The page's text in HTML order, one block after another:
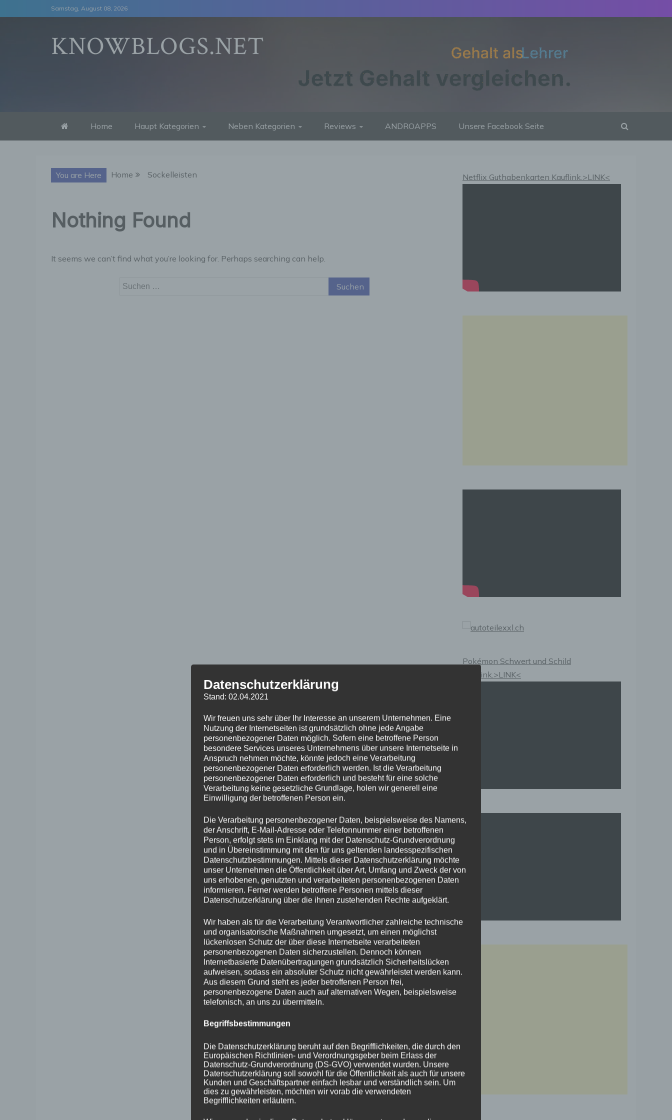
to
Samstag, August 08, 2026
KNOWBLOGS.NET
Home Haupt Kategorien Neben Kategorien Reviews ANDROAPPS Unsere Facebook Seite
You are Here Home Sockelleisten
Nothing Found
It seems we can’t find what you’re looking for. Perhaps searching can help.
Suchen
Netflix Guthabenkarten Kauflink.>LINK<
Pokémon Schwert und Schild
Kauflink.>LINK<
Datenschutzerklärung
Stand: 02.04.2021
Wir freuen uns sehr über Ihr Interesse an unserem Unternehmen. Eine
Nutzung der Internetseiten ist grundsätzlich ohne jede Angabe
personenbezogener Daten möglich. Sofern eine betroffene Person
besondere Services unseres Unternehmens über unsere Internetseite in
Anspruch nehmen möchte, könnte jedoch eine Verarbeitung
personenbezogener Daten erforderlich werden. Ist die Verarbeitung
personenbezogener Daten erforderlich und besteht für eine solche
Verarbeitung keine gesetzliche Grundlage, holen wir generell eine
Einwilligung der betroffenen Person ein.
Die Verarbeitung personenbezogener Daten, beispielsweise des Namens,
der Anschrift, E-Mail-Adresse oder Telefonnummer einer betroffenen
Person, erfolgt stets im Einklang mit der Datenschutz-Grundverordnung
und in Übereinstimmung mit den für uns geltenden landesspezifischen
Datenschutzbestimmungen. Mittels dieser Datenschutzerklärung möchte
unser Unternehmen die Öffentlichkeit über Art, Umfang und Zweck der von
uns erhobenen, genutzten und verarbeiteten personenbezogenen Daten
informieren. Ferner werden betroffene Personen mittels dieser
Datenschutzerklärung über die ihnen zustehenden Rechte aufgeklärt.
Wir haben als für die Verarbeitung Verantwortlicher zahlreiche technische
und organisatorische Maßnahmen umgesetzt, um einen möglichst
lückenlosen Schutz der über diese Internetseite verarbeiteten
personenbezogenen Daten sicherzustellen. Dennoch können
Internetbasierte Datenübertragungen grundsätzlich Sicherheitslücken
aufweisen, sodass ein absoluter Schutz nicht gewährleistet werden kann.
Aus diesem Grund steht es jeder betroffenen Person frei,
personenbezogene Daten auch auf alternativen Wegen, beispielsweise
telefonisch, an uns zu übermitteln.
Begriffsbestimmungen
Die Datenschutzerklärung beruht auf den Begrifflichkeiten, die durch den
Europäischen Richtlinien- und Verordnungsgeber beim Erlass der
Datenschutz-Grundverordnung (DS-GVO) verwendet wurden. Unsere
Datenschutzerklärung soll sowohl für die Öffentlichkeit als auch für unsere
Kunden und Geschäftspartner einfach lesbar und verständlich sein. Um
dies zu gewährleisten, möchten wir vorab die verwendeten
Begrifflichkeiten erläutern.